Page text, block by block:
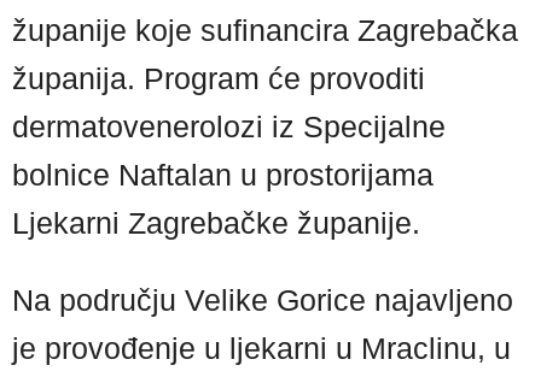
županije koje sufinancira Zagrebačka
županija. Program će provoditi
dermatovenerolozi iz Specijalne
bolnice Naftalan u prostorijama
Ljekarni Zagrebačke županije.
Na području Velike Gorice najavljeno
je provođenje u ljekarni u Mraclinu, u